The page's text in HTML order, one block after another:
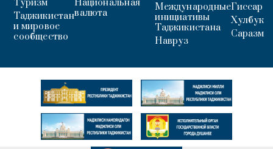
Туризм
Таджикистан
и мировое
сообщество
Национальная
валюта
Международные
инициативы
Таджикистана
Навруз
Гиссар
Хулбук
Саразм